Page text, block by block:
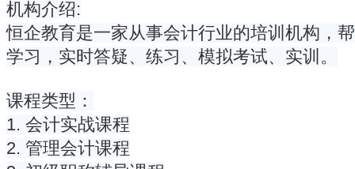
机构介绍:
恒企教育是一家从事会计行业的培训机构，
学习，实时答疑、练习、模拟考试、实训。
课程类型：
1. 会计实战课程
2. 管理会计课程